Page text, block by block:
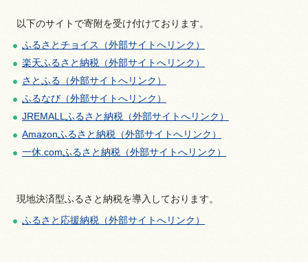
以下のサイトで寄附を受け付けております。
ふるさとチョイス（外部サイトへリンク）
楽天ふるさと納税（外部サイトへリンク）
さとふる（外部サイトへリンク）
ふるなび（外部サイトへリンク）
JREMALLふるさと納税（外部サイトへリンク）
Amazonふるさと納税（外部サイトへリンク）
一休.comふるさと納税（外部サイトへリンク）
現地決済型ふるさと納税を導入しております。
ふるさと応援納税（外部サイトへリンク）